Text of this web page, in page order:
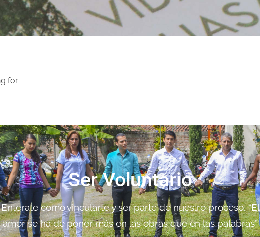
for.
Ser Voluntario
Enterate como vincularte y ser parte de nuestro proceso. “El
amor se ha de poner más en las obras que en las palabras”